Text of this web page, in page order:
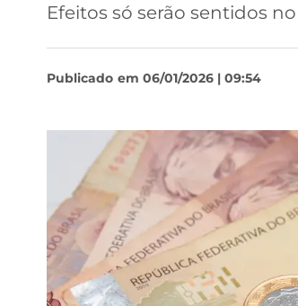
Efeitos só serão sentidos
Publicado em 06/01/2026 | 09:54